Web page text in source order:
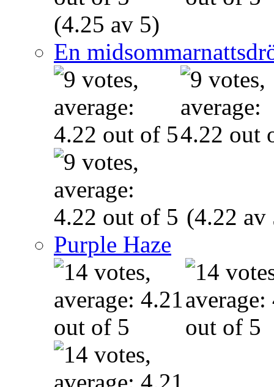
(4.25 av 5)
En
(4.22 av
Purple Haze